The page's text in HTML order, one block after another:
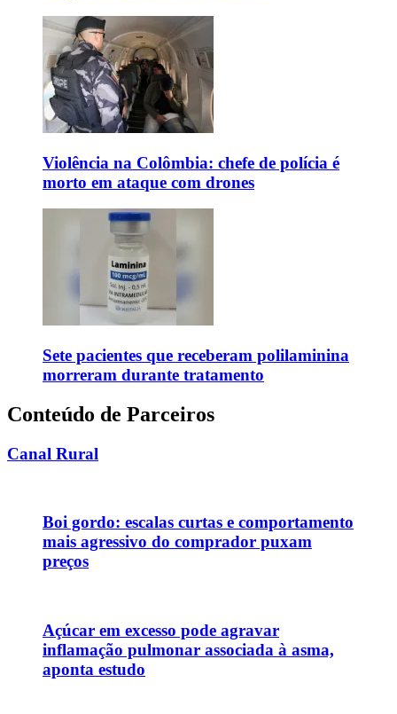
Violência na Colômbia: chefe de polícia é
morto em ataque com drones
Sete pacientes que receberam polilaminina
morreram durante tratamento
Conteúdo de Parceiros
Canal Rural
Boi gordo: escalas curtas e comportamento
mais agressivo do comprador puxam
preços
Açúcar em excesso pode agravar
inflamação pulmonar associada à asma,
aponta estudo